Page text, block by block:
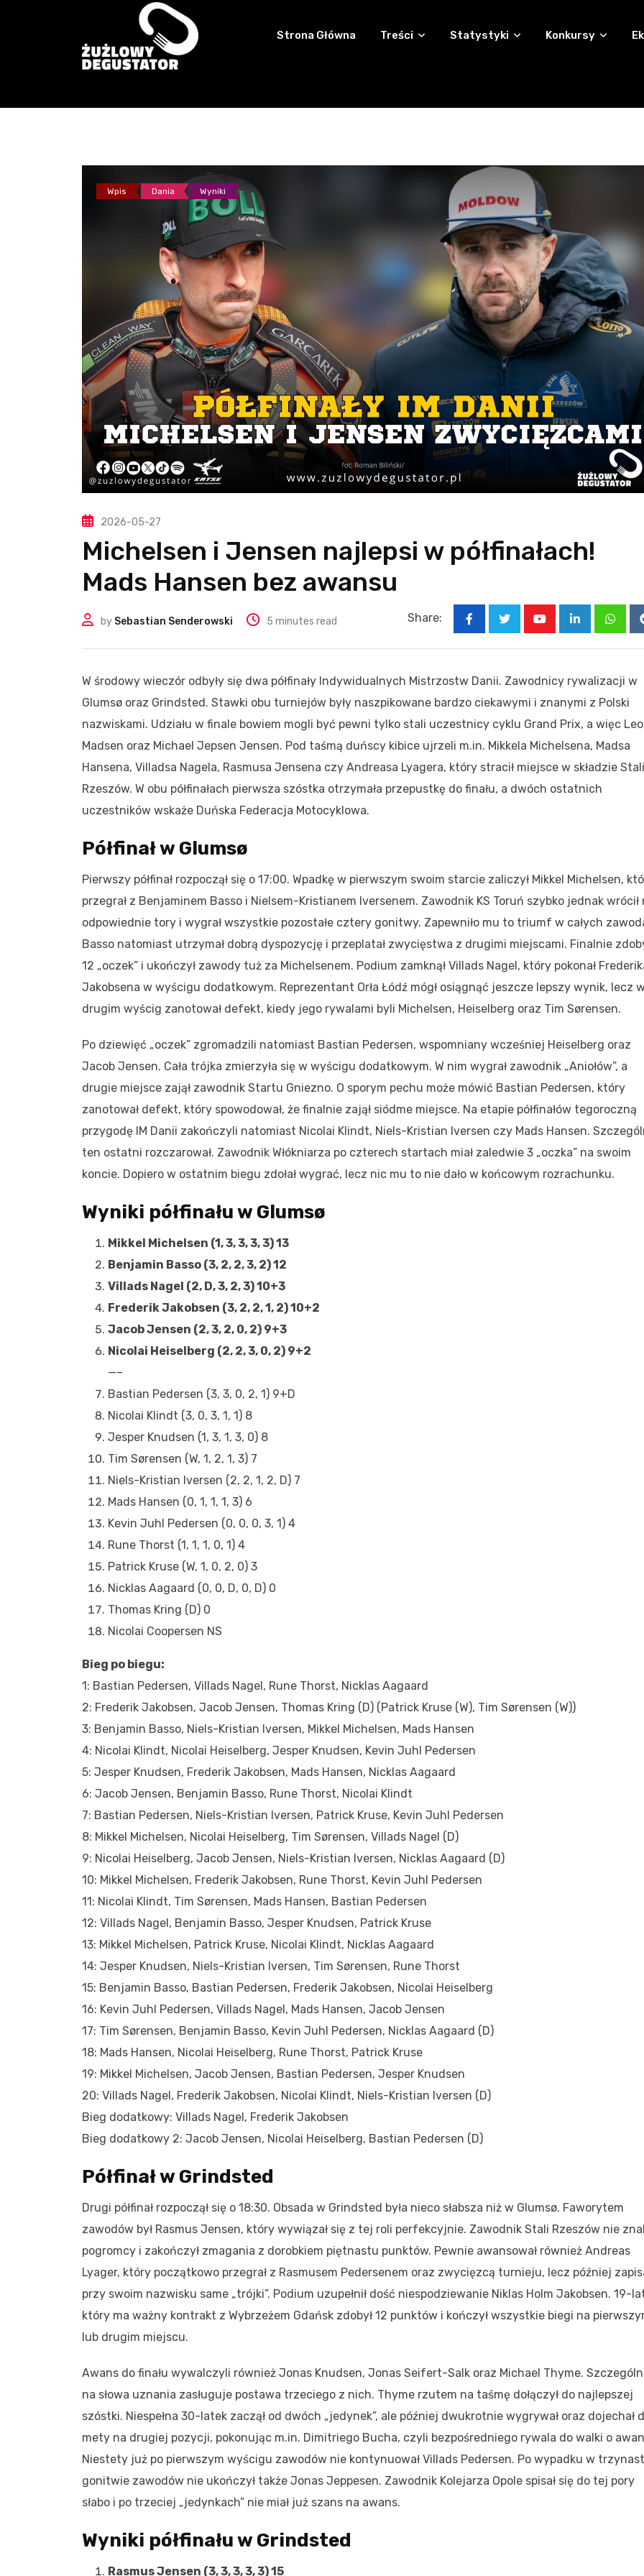
Strona Główna Treści Statystyki Konkursy
Wpis Dania Wyniki
2026-05-27
Michelsen i Jensen najlepsi w półfinałach!
Mads Hansen bez awansu
by Sebastian Senderowski 5 minutes read Share:
LinkedIn
W środowy wieczór odbyły się dwa półfinały Indywidualnych Mistrzostw Danii. Zawodnicy rywalizacji w
Glumsø oraz Grindsted. Stawki obu turniejów były naszpikowane bardzo ciekawymi i znanymi z Polski
nazwiskami. Udziału w finale bowiem mogli być pewni tylko stali uczestnicy cyklu Grand Prix, a więc
Madsen oraz Michael Jepsen Jensen. Pod taśmą duńscy kibice ujrzeli m.in. Mikkela Michelsena, Madsa
Hansena, Villadsa Nagela, Rasmusa Jensena czy Andreasa Lyagera, który stracił miejsce w składzie Stali
Rzeszów. W obu półfinałach pierwsza szóstka otrzymała przepustkę do finału, a dwóch ostatnich
uczestników wskaże Duńska Federacja Motocyklowa.
Półfinał w Glumsø
Pierwszy półfinał rozpoczął się o 17:00. Wpadkę w pierwszym swoim starcie zaliczył Mikkel Michelsen,
przegrał z Benjaminem Basso i Nielsem-Kristianem Iversenem. Zawodnik KS Toruń szybko jednak wrócił
odpowiednie tory i wygrał wszystkie pozostałe cztery gonitwy. Zapewniło mu to triumf w całych
Basso natomiast utrzymał dobrą dyspozycję i przeplatał zwycięstwa z drugimi miejscami. Finalnie
12 „oczek” i ukończył zawody tuż za Michelsenem. Podium zamknął Villads Nagel, który pokonał
Jakobsena w wyścigu dodatkowym. Reprezentant Orła Łódź mógł osiągnąć jeszcze lepszy wynik, lecz
drugim wyścig zanotował defekt, kiedy jego rywalami byli Michelsen, Heiselberg oraz Tim Sørensen.
Po dziewięć „oczek” zgromadzili natomiast Bastian Pedersen, wspomniany wcześniej Heiselberg oraz
Jacob Jensen. Cała trójka zmierzyła się w wyścigu dodatkowym. W nim wygrał zawodnik „Aniołów”, a
drugie miejsce zajął zawodnik Startu Gniezno. O sporym pechu może mówić Bastian Pedersen, który
zanotował defekt, który spowodował, że finalnie zajął siódme miejsce. Na etapie półfinałów tegoroczną
przygodę IM Danii zakończyli natomiast Nicolai Klindt, Niels-Kristian Iversen czy Mads Hansen.
ten ostatni rozczarował. Zawodnik Włókniarza po czterech startach miał zaledwie 3 „oczka” na swoim
koncie. Dopiero w ostatnim biegu zdołał wygrać, lecz nic mu to nie dało w końcowym rozrachunku.
Wyniki półfinału w Glumsø
Mikkel Michelsen (1, 3, 3, 3, 3) 13
Benjamin Basso (3, 2, 2, 3, 2) 12
Villads Nagel (2, D, 3, 2, 3) 10+3
Frederik Jakobsen (3, 2, 2, 1, 2) 10+2
Jacob Jensen (2, 3, 2, 0, 2) 9+3
Nicolai Heiselberg (2, 2, 3, 0, 2) 9+2
—–
Bastian Pedersen (3, 3, 0, 2, 1) 9+D
Nicolai Klindt (3, 0, 3, 1, 1) 8
Jesper Knudsen (1, 3, 1, 3, 0) 8
Tim Sørensen (W, 1, 2, 1, 3) 7
Niels-Kristian Iversen (2, 2, 1, 2, D) 7
Mads Hansen (0, 1, 1, 1, 3) 6
Kevin Juhl Pedersen (0, 0, 0, 3, 1) 4
Rune Thorst (1, 1, 1, 0, 1) 4
Patrick Kruse (W, 1, 0, 2, 0) 3
Nicklas Aagaard (0, 0, D, 0, D) 0
Thomas Kring (D) 0
Nicolai Coopersen NS
Bieg po biegu:
1: Bastian Pedersen, Villads Nagel, Rune Thorst, Nicklas Aagaard
2: Frederik Jakobsen, Jacob Jensen, Thomas Kring (D) (Patrick Kruse (W), Tim Sørensen (W))
3: Benjamin Basso, Niels-Kristian Iversen, Mikkel Michelsen, Mads Hansen
4: Nicolai Klindt, Nicolai Heiselberg, Jesper Knudsen, Kevin Juhl Pedersen
5: Jesper Knudsen, Frederik Jakobsen, Mads Hansen, Nicklas Aagaard
6: Jacob Jensen, Benjamin Basso, Rune Thorst, Nicolai Klindt
7: Bastian Pedersen, Niels-Kristian Iversen, Patrick Kruse, Kevin Juhl Pedersen
8: Mikkel Michelsen, Nicolai Heiselberg, Tim Sørensen, Villads Nagel (D)
9: Nicolai Heiselberg, Jacob Jensen, Niels-Kristian Iversen, Nicklas Aagaard (D)
10: Mikkel Michelsen, Frederik Jakobsen, Rune Thorst, Kevin Juhl Pedersen
11: Nicolai Klindt, Tim Sørensen, Mads Hansen, Bastian Pedersen
12: Villads Nagel, Benjamin Basso, Jesper Knudsen, Patrick Kruse
13: Mikkel Michelsen, Patrick Kruse, Nicolai Klindt, Nicklas Aagaard
14: Jesper Knudsen, Niels-Kristian Iversen, Tim Sørensen, Rune Thorst
15: Benjamin Basso, Bastian Pedersen, Frederik Jakobsen, Nicolai Heiselberg
16: Kevin Juhl Pedersen, Villads Nagel, Mads Hansen, Jacob Jensen
17: Tim Sørensen, Benjamin Basso, Kevin Juhl Pedersen, Nicklas Aagaard (D)
18: Mads Hansen, Nicolai Heiselberg, Rune Thorst, Patrick Kruse
19: Mikkel Michelsen, Jacob Jensen, Bastian Pedersen, Jesper Knudsen
20: Villads Nagel, Frederik Jakobsen, Nicolai Klindt, Niels-Kristian Iversen (D)
Bieg dodatkowy: Villads Nagel, Frederik Jakobsen
Bieg dodatkowy 2: Jacob Jensen, Nicolai Heiselberg, Bastian Pedersen (D)
Półfinał w Grindsted
Drugi półfinał rozpoczął się o 18:30. Obsada w Grindsted była nieco słabsza niż w Glumsø. Faworytem
zawodów był Rasmus Jensen, który wywiązał się z tej roli perfekcyjnie. Zawodnik Stali Rzeszów nie
pogromcy i zakończył zmagania z dorobkiem piętnastu punktów. Pewnie awansował również Andreas
Lyager, który początkowo przegrał z Rasmusem Pedersenem oraz zwycięzcą turnieju, lecz później
przy swoim nazwisku same „trójki”. Podium uzupełnił dość niespodziewanie Niklas Holm Jakobsen. 19-
który ma ważny kontrakt z Wybrzeżem Gdańsk zdobył 12 punktów i kończył wszystkie biegi na
lub drugim miejscu.
Awans do finału wywalczyli również Jonas Knudsen, Jonas Seifert-Salk oraz Michael Thyme.
na słowa uznania zasługuje postawa trzeciego z nich. Thyme rzutem na taśmę dołączył do najlepszej
szóstki. Niespełna 30-latek zaczął od dwóch „jedynek”, ale później dwukrotnie wygrywał oraz dojechał
mety na drugiej pozycji, pokonując m.in. Dimitriego Bucha, czyli bezpośredniego rywala do walki o
Niestety już po pierwszym wyścigu zawodów nie kontynuował Villads Pedersen. Po wypadku w
gonitwie zawodów nie ukończył także Jonas Jeppesen. Zawodnik Kolejarza Opole spisał się do tej pory
słabo i po trzeciej „jedynkach” nie miał już szans na awans.
Wyniki półfinału w Grindsted
Rasmus Jensen (3, 3, 3, 3, 3) 15